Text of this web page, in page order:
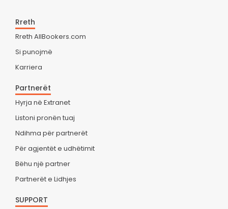
Rreth
Rreth AllBookers.com
Si punojmë
Karriera
Partnerët
Hyrja në Extranet
Listoni pronën tuaj
Ndihma për partnerët
Për agjentët e udhëtimit
Bëhu një partner
Partnerët e Lidhjes
SUPPORT